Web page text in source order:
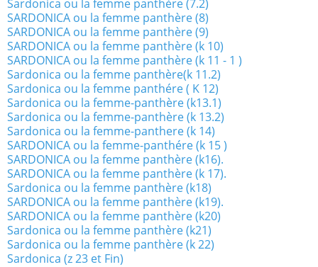
Sardonica ou la femme panthère (7.2)
SARDONICA ou la femme panthère (8)
SARDONICA ou la femme panthère (9)
SARDONICA ou la femme panthère (k 10)
SARDONICA ou la femme panthère (k 11 - 1 )
Sardonica ou la femme panthère(k 11.2)
Sardonica ou la femme panthére ( K 12)
Sardonica ou la femme-panthère (k13.1)
Sardonica ou la femme-panthère (k 13.2)
Sardonica ou la femme-panthere (k 14)
SARDONICA ou la femme-panthére (k 15 )
SARDONICA ou la femme panthère (k16).
SARDONICA ou la femme panthère (k 17).
Sardonica ou la femme panthère (k18)
SARDONICA ou la femme panthère (k19).
SARDONICA ou la femme panthère (k20)
Sardonica ou la femme panthère (k21)
Sardonica ou la femme panthère (k 22)
Sardonica (z 23 et Fin)